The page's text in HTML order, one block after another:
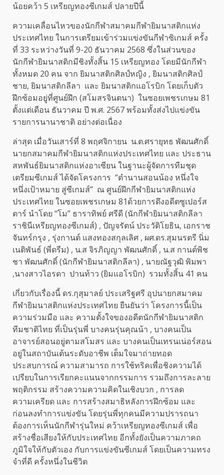
น้อยคว้า 5 เหรียญทองซีเกมส์ ปลายปีนี้
ความเคลื่อนไหวของนักกีฬาสมาคมกีฬายิมนาสติกแห่ง
ประเทศไทย ในการเตรียมเข้าร่วมแข่งขันกีฬาซิเกมส์ ครั้ง
ที่ 33 ระหว่างวันที่ 9-20 ธันวาคม 2568 ซึ่งในส่วนของ
นักกีฬายิมนาสติกมีชิงทั้งสิ้น 15 เหรียญทอง โดยมีนักกีฬา
ทั้งหมด 20 คน จาก ยิมนาสติกศิลป์หญิง , ยิมนาสติกศิลป์
ชาย, ยิมนาสติกลีลา และ ยิมนาสติกแอโรบิก โดยเก็บตัว
ฝึกซ้อมอยู่ที่ศูนย์ฝึก (สโมสรจินตนา) ในซอยเพชรเกษม 81
ตั้งแต่เดือน ธันวาคม ปี พ.ศ. 2567 พร้อมทั้งส่งไปแข่งขัน
รายการนานาชาติ อย่างต่อเนื่อง
ล่าสุด เมื่อวันเสาร์ที่ 8 พฤศจิกายน น.ต.ศรายุทธ พัฒนศักดิ์
นายกสมาคมกีฬายิมนาสติกแห่งประเทศไทย และ ประธาน
สหพันธ์ยิมนาสติกแห่งอาเซียน ในฐานะผู้จัดการทีมชุด
เตรียมซีเกมส์ ได้จัดโครงการ “ตำนานสอนน้อง หนึ่งใจ
หนึ่งเป้าหมาย สู่ซีเกมส์” ณ ศูนย์ฝึกกีฬายิมนาสติกแห่ง
ประเทศไทย ในซอยเพชรเกษม 81ด้วยการดึงอดีตซูเปอร์ส
ตาร์ นำโดย “โม” ธาราทิพย์ ศรีดี (นักกีฬายิมนาสติกลีลา
ราชินีเหรียญทองซีเกมส์) , ปัญจรัตน์ ประวัติโยธิน, เอกราช
จันทร์กรุง , รุ่งกานต์ แสงทองสกุลเลิศ , ผศ.ดร.สุมนรตรี นิ่ม
เนติพันธ์ (พี่ดรีม) , น.ส จิรภิญญา พัฒนศักดิ์ , น.ส กานต์พิช
ชา พัฒนศักดิ์ (นักกีฬายิมนาสติกลีลา) , นายณัฐวุฒิ พิมพา
,นางสาวไอรดา ปานท้าว (ยิมแอโรบิก) รวมทั้งสิ้น 41 คน
เกี่ยวกับเรื่องนี้ ดร.กุสุมาลย์ ประเสริฐศรี อุปนายกสมาคม
กีฬายิมนาสติกแห่งประเทศไทย ยืนยันว่า โครงการนี้เป็น
ความร่วมมือ และ ความตั้งใจของอดีตนักกีฬายิมนาสติก
ทีมชาติไทย ที่เป็นรุ่นพี่ บางคนรุ่นคุณน้า , บางคนเป็น
อาจารย์สอนอยู่ตามสโมสร และ บางคนเป็นเทรนเน่อร์สอน
อยู่ในสถาบันเต้นระดับอาชีพ เต็มใจมาถ่ายทอด
ประสบการณ์ ความสามารถ การใช้ทริคเพื่อชิงความได้
เปรียบในการเรียกคะแนนจากกรรมการ รวมถึงการละลาย
พฤติกรรม สร้างความความคิดในเชิงบวก , การลด
ความเครียด และ การสร้างสมาธิหลังการฝึกซ้อม และ
ก่อนลงทำการแข่งขัน โดยรุ่นพี่ทุกคนมีความปรารถนา
ต้องการเห็นนักกีฬารุ่นใหม่ คว้าเหรียญทองซีเกมส์ เพื่อ
สร้างชื่อเสียงให้กับประเทศไทย อีกทั้งยังเป็นความภาคถ
ภูมิใจให้กับตัวเอง กับการแข่งขันซีเกมส์ โดยเป็นความทรง
จำที่ดี ครั้งหนึ่งในชีวิต